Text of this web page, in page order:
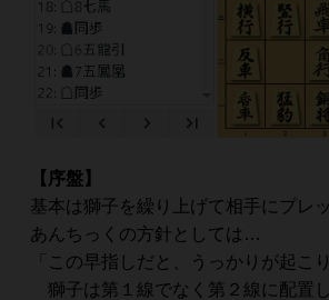
【序盤】
基本は獅子を繰り上げて相手にプレ
あんちっくの方針としては…
「この早指しだと、うっかりが起こ
獅子は第１線でなく第２線に配置